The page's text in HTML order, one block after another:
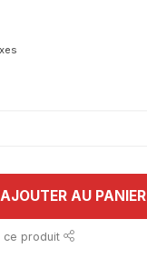
AJOUTER AU PANIER
ce produit